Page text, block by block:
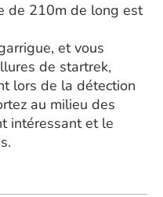
de 210m de long est
et vous
de startrek,
lors de la détection
au milieu des
intéressant et le